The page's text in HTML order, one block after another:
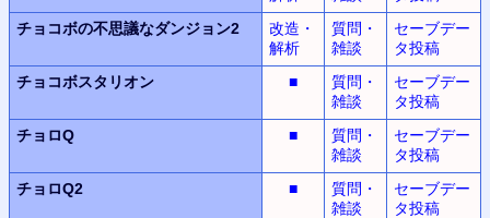
チョコボの不思議なダンジョン2
改造・
解析
質問・
雑談
セーブデー
タ投稿
チョコボスタリオン
■
質問・
雑談
セーブデー
タ投稿
チョロQ
■
質問・
雑談
セーブデー
タ投稿
チョロQ2
■
質問・
雑談
セーブデー
タ投稿